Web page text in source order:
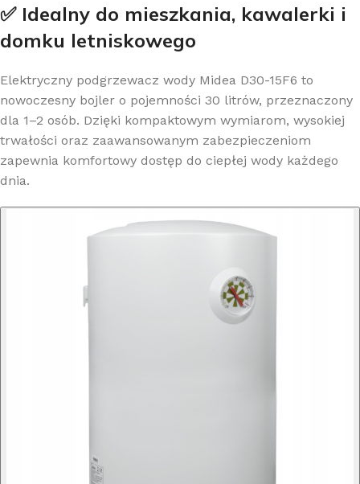
✅ Idealny do mieszkania, kawalerki i
domku letniskowego
Elektryczny podgrzewacz wody Midea D30-15F6 to
nowoczesny bojler o pojemności 30 litrów, przeznaczony
dla 1–2 osób. Dzięki kompaktowym wymiarom, wysokiej
trwałości oraz zaawansowanym zabezpieczeniom
zapewnia komfortowy dostęp do ciepłej wody każdego
dnia.